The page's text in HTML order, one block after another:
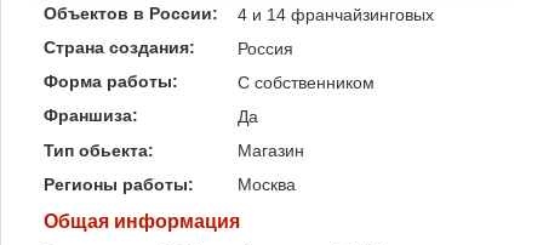
Объектов в России:
4 и 14 франчайзинговых
Страна создания:
Россия
Форма работы:
C собственником
Франшиза:
Да
Тип обьекта:
Магазин
Регионы работы:
Москва
Общая информация